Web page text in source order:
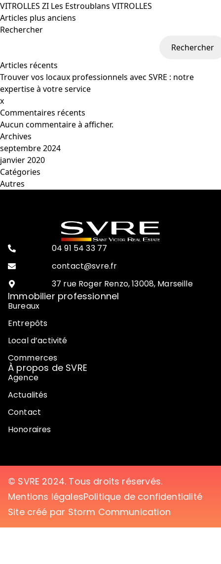
VITROLLES ZI Les Estroublans VITROLLES
Articles plus anciens
Rechercher
Rechercher
Articles récents
Trouver vos locaux professionnels avec SVRE : notre
expertise à votre service
x
Commentaires récents
Aucun commentaire à afficher.
Archives
septembre 2024
janvier 2020
Catégories
Autres
04 91 54 33 77
contact@svre.fr
37 rue Roger Renzo, 13008, Marseille
Immobilier professionnel
Bureaux
Entrepôts
Local d’activité
Commerces
À propos de SVRE
Agence
Actualités
Contact
Honoraires
© SVRE 2024. Tous droits réservés.
Mentions légalesPolitique de confidentialité
Site créé par Storm Communication